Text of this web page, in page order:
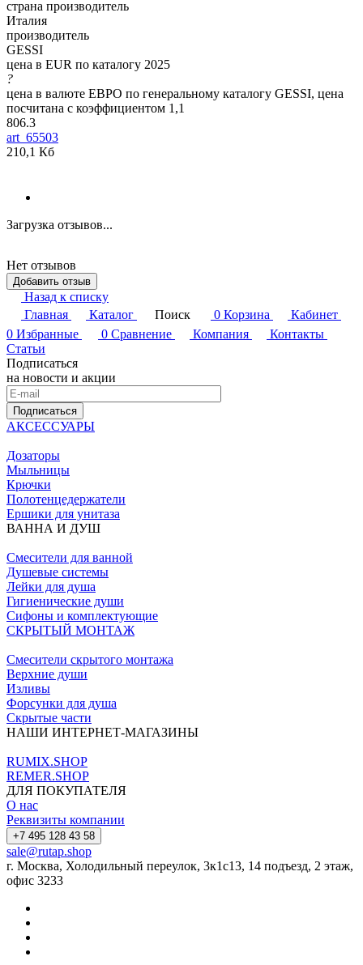
страна производитель
Италия
производитель
GESSI
цена в EUR по каталогу 2025
?
цена в валюте ЕВРО по генеральному каталогу GESSI, цена
посчитана с коэффициентом 1,1
806.3
art_65503
210,1 Кб
Загрузка отзывов...
Нет отзывов
Добавить отзыв
Назад к списку
Главная
Каталог Поиск 0 Корзина
Кабинет
0 Избранные 0 Сравнение Компания
Контакты
Статьи
Подписаться
на новости и акции
Подписаться
АКСЕССУАРЫ
Дозаторы
Мыльницы
Крючки
Полотенцедержатели
Ершики для унитаза
ВАННА И ДУШ
Смесители для ванной
Душевые системы
Лейки для душа
Гигиенические души
Сифоны и комплектующие
СКРЫТЫЙ МОНТАЖ
Смесители скрытого монтажа
Верхние души
Изливы
Форсунки для душа
Скрытые части
НАШИ ИНТЕРНЕТ-МАГАЗИНЫ
RUMIX.SHOP
REMER.SHOP
ДЛЯ ПОКУПАТЕЛЯ
О нас
Реквизиты компании
+7 495 128 43 58
sale@rutap.shop
г. Москва, Холодильный переулок, 3к1с13, 14 подъезд, 2 этаж,
офис 3233